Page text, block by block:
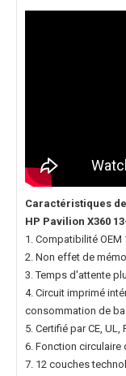
Caractéristiques
HP Pavilion X360
1. Compatibilité OEM
2. Non effet de
3. Temps d'attente
4. Circuit imprimé
consommation de
5. Certifié par CE, UL,
6. Fonction circulaire
7. 12 couches